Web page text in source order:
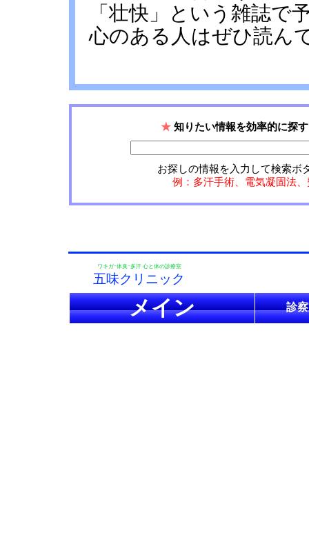
「壮快」という雑誌で
心のある人はぜひ読ん
★ 知りたい情報を効率的に探
お探しの情報を入力して検索ボ
例：多汗手術、電気凝固法
ワキガ･体臭･多汗 心と体の診療室
五味クリニック
メイン 診